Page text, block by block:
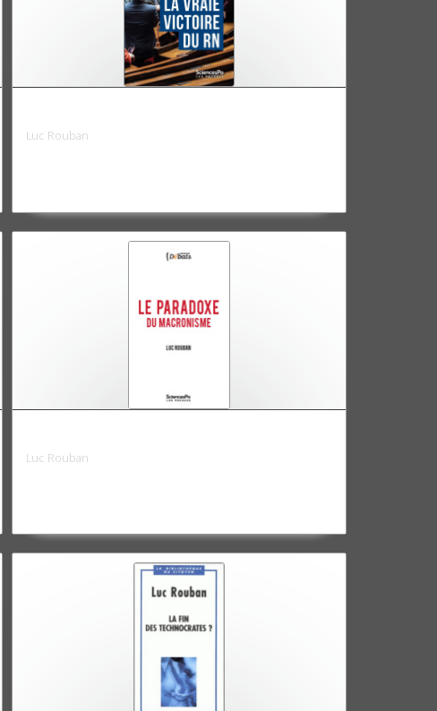
Luc Rouban
Luc Rouban